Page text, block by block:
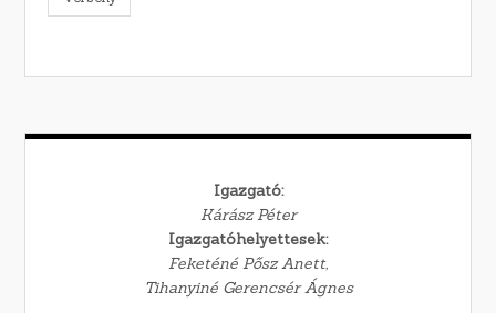
Igazgató:
Kárász Péter
Igazgatóhelyettesek:
Feketéné Pősz Anett,
Tihanyiné Gerencsér Ágnes